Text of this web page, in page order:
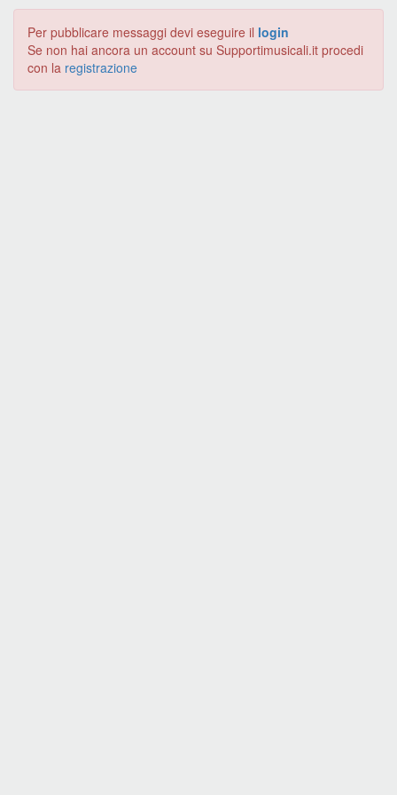
Per pubblicare messaggi devi eseguire il login
Se non hai ancora un account su Supportimusicali.it procedi
con la registrazione